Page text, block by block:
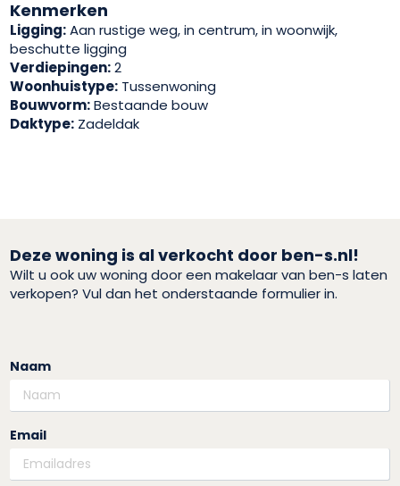
Kenmerken
Ligging:Aan rustige weg, in centrum, in woonwijk,
beschutte ligging
Verdiepingen:2
Woonhuistype: Tussenwoning
Bouwvorm:Bestaande bouw
Daktype: Zadeldak
Deze woning is al verkocht door ben-s.nl!
Wilt u ook uw woning door een makelaar van ben-s laten
verkopen? Vul dan het onderstaande formulier in.
Naam
Email